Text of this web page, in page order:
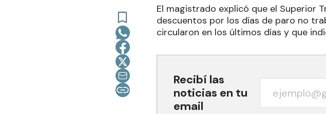
El magistrado explicó que el Superior
descuentos por los días de paro no
circularon en los últimos días y que
Recibí las
noticias en tu
email